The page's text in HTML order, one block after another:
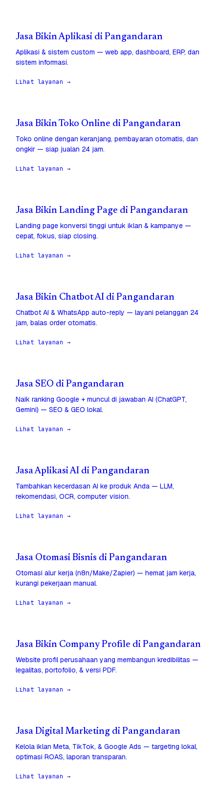
Jasa Bikin Aplikasi di Pangandaran
Aplikasi & sistem custom — web app, dashboard, ERP, dan
sistem informasi.
Lihat layanan →
Jasa Bikin Toko Online di Pangandaran
Toko online dengan keranjang, pembayaran otomatis, dan
ongkir — siap jualan 24 jam.
Lihat layanan →
Jasa Bikin Landing Page di Pangandaran
Landing page konversi tinggi untuk iklan & kampanye —
cepat, fokus, siap closing.
Lihat layanan →
Jasa Bikin Chatbot AI di Pangandaran
Chatbot AI & WhatsApp auto-reply — layani pelanggan 24
jam, balas order otomatis.
Lihat layanan →
Jasa SEO di Pangandaran
Naik ranking Google + muncul di jawaban AI (ChatGPT,
Gemini) — SEO & GEO lokal.
Lihat layanan →
Jasa Aplikasi AI di Pangandaran
Tambahkan kecerdasan AI ke produk Anda — LLM,
rekomendasi, OCR, computer vision.
Lihat layanan →
Jasa Otomasi Bisnis di Pangandaran
Otomasi alur kerja (n8n/Make/Zapier) — hemat jam kerja,
kurangi pekerjaan manual.
Lihat layanan →
Jasa Bikin Company Profile di Pangandaran
Website profil perusahaan yang membangun kredibilitas —
legalitas, portofolio, & versi PDF.
Lihat layanan →
Jasa Digital Marketing di Pangandaran
Kelola iklan Meta, TikTok, & Google Ads — targeting lokal,
optimasi ROAS, laporan transparan.
Lihat layanan →